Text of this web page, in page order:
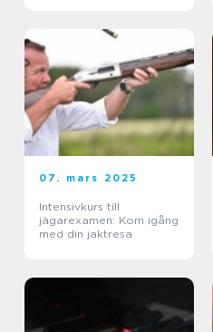
07. mars 2025
Intensivkurs till
jägarexamen: Kom igång
med din jaktresa